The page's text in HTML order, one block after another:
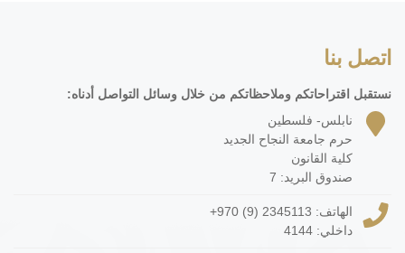
اتصل بنا
نستقبل اقتراحاتكم وملاحظاتكم من خلال وسائل التواصل أدناه:
نابلس- فلسطين
حرم جامعة النجاح الجديد
كلية القانون
صندوق البريد: 7
الهاتف: +970 (9) 2345113
داخلي: 4144